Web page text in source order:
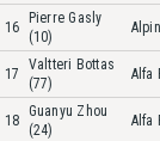
16
Pierre Gasly
(10)
17
Valtteri Bottas
(77)
Alfa
18
Guanyu Zhou
(24)
Alfa